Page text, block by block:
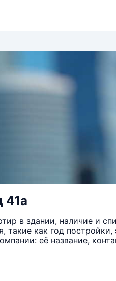
41а
в здании, наличие и
как год постройки,
её название,